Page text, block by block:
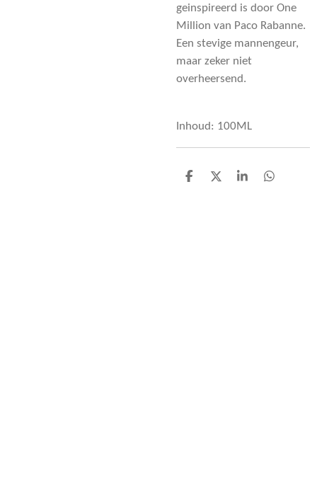
geinspireerd is door One
Million van Paco Rabanne.
Een stevige mannengeur,
maar zeker niet
overheersend.
Inhoud: 100ML
D
D
S
D